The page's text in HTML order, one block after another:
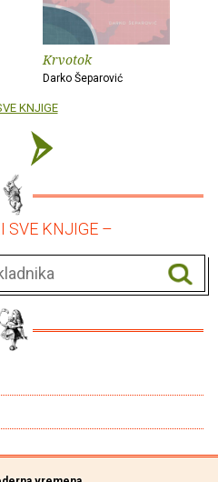
Krvotok
Darko Šeparović
KNJIGE
SVE KNJIGE –